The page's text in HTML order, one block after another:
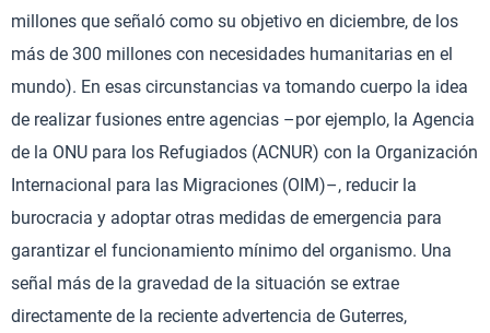
millones que señaló como su objetivo en diciembre, de los
más de 300 millones con necesidades humanitarias en el
mundo). En esas circunstancias va tomando cuerpo la idea
de realizar fusiones entre agencias –por ejemplo, la Agencia
de la ONU para los Refugiados (ACNUR) con la Organización
Internacional para las Migraciones (OIM)–, reducir la
burocracia y adoptar otras medidas de emergencia para
garantizar el funcionamiento mínimo del organismo. Una
señal más de la gravedad de la situación se extrae
directamente de la reciente advertencia de Guterres,